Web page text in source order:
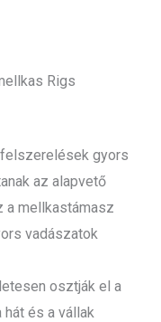
Rigs
gyors
az alapvető
a mellkastámasz
vadászatok
osztják el a
hát és a vállak